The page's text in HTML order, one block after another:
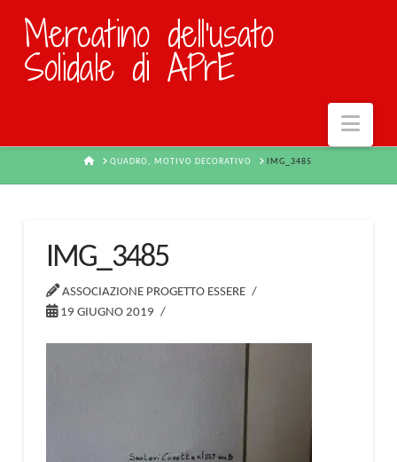
Mercatino dell'usato
Solidale di APrE
HOMEQUADRO, MOTIVO DECORATIVO IMG_3485
IMG_3485
ASSOCIAZIONE PROGETTO ESSERE
19 GIUGNO 2019